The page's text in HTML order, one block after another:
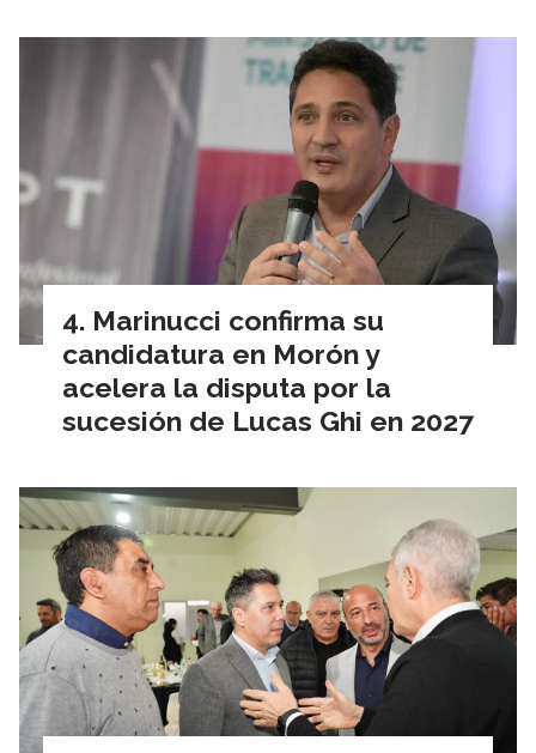
Marinucci confirma su
candidatura en Morón y
acelera la disputa por la
sucesión de Lucas Ghi en 2027